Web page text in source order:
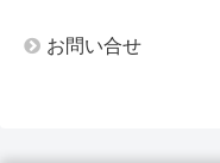
お問い合せ